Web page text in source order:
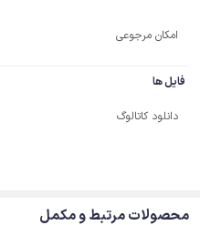
امکان مرجوعی
فایل ها
دانلود کاتالوگ
محصولات مرتبط و مکمل